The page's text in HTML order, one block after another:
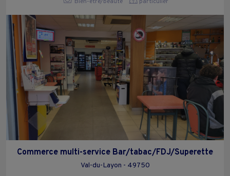
Commerce multi-service Bar/tabac/FDJ/Superette
Val-du-Layon - 49750